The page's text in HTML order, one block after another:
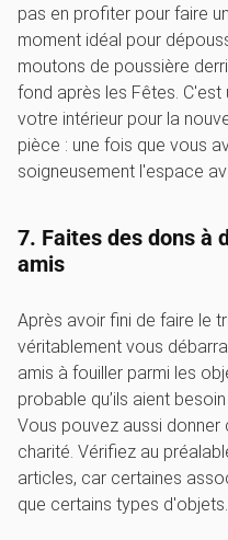
pas en profiter pour faire
moment idéal pour
moutons de poussière
fond après les Fêtes.
votre intérieur pour la
pièce : une fois que vous
soigneusement l'espace
7. Faites des dons à
amis
Après avoir fini de faire le
véritablement vous
amis à fouiller parmi les
probable qu’ils aient
Vous pouvez aussi
charité. Vérifiez au
articles, car certaines
que certains types d'objets.